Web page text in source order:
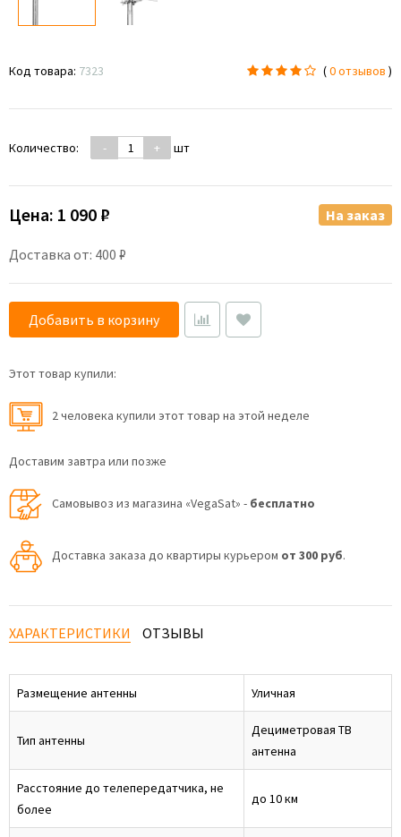
Код товара: 7323 (0 отзывов )
Количество: - + шт
Цена: 1 090 ₽
Доставка от: 400 ₽
На заказ
Добавить в корзину
Этот товар купили:
2 человекa купили этот товар на этой неделе
Доставим завтра или позже
Самовывоз из магазина «VegaSat» - бесплатно
Доставка заказа до квартиры курьером от 300 руб.
ХАРАКТЕРИСТИКИ ОТЗЫВЫ
Размещение антенны Уличная
Тип антенны
Дециметровая ТВ
антенна
Расстояние до телепередатчика, не
более
до 10 км